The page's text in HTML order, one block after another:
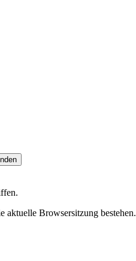
aktuelle Browsersitzung bestehen.